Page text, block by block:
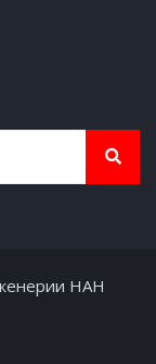
НАН